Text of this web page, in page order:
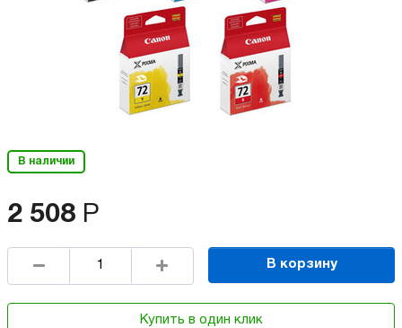
В наличии
2 508 Р
В корзину
Купить в один клик